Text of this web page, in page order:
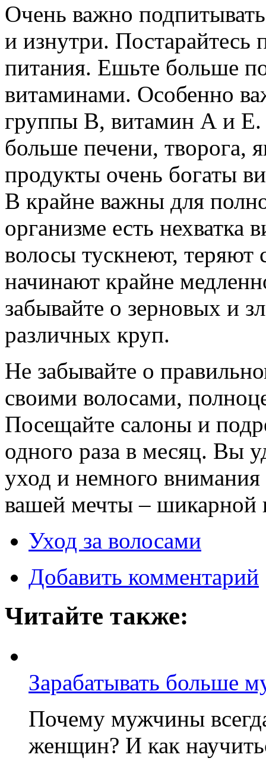
Очень важно
и изнутри. Постарайтесь
питания. Ешьте больше
витаминами. Особенно
группы В, витамин А и Е.
больше печени, творога,
продукты очень богаты
В крайне важны для
организме есть нехватка
волосы тускнеют,
начинают крайне
забывайте о зерновых и
различных круп.
Не забывайте о
своими волосами,
Посещайте салоны и
одного раза в месяц. Вы
уход и немного
вашей мечты –
Уход за волосами
Добавить комментарий
Читайте также:
Зарабатывать больше
Почему мужчины
женщин? И как